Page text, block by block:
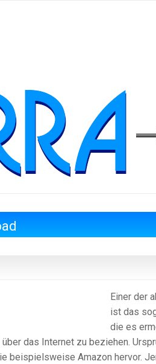
Einer der
ist das
die es
über das Internet zu beziehen.
beispielsweise Amazon hervor.